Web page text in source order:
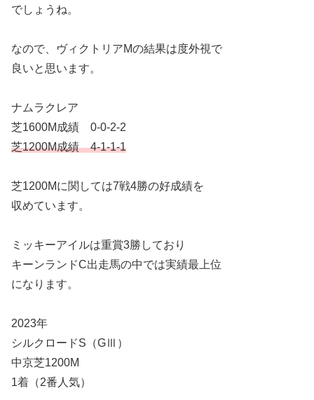
でしょうね。
なので、ヴィクトリアMの結果は度外視で
良いと思います。
ナムラクレア
芝1600M成績 0-0-2-2
芝1200M成績 4-1-1-1
芝1200Mに関しては7戦4勝の好成績を
収めています。
ミッキーアイルは重賞3勝しており
キーンランドC出走馬の中では実績最上位
になります。
2023年
シルクロードS（GⅢ）
中京芝1200M
1着（2番人気）